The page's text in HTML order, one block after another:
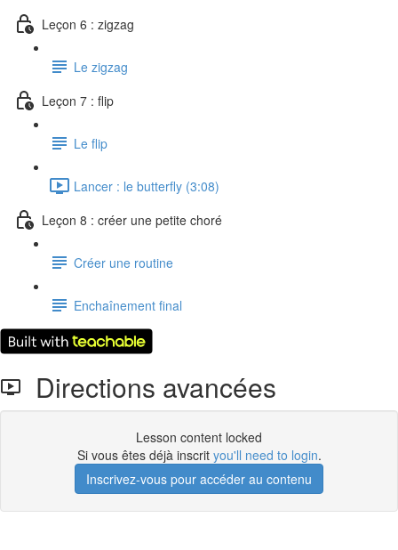
Leçon 6 : zigzag
Le zigzag
Leçon 7 : flip
Le flip
Lancer : le butterfly (3:08)
Leçon 8 : créer une petite choré
Créer une routine
Enchaînement final
Directions avancées
Lesson content locked
Si vous êtes déjà inscrit you'll need to login.
Inscrivez-vous pour accéder au contenu